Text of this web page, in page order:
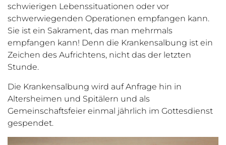
schwierigen Lebenssituationen oder vor
schwerwiegenden Operationen empfangen kann.
Sie ist ein Sakrament, das man mehrmals
empfangen kann! Denn die Krankensalbung ist ein
Zeichen des Aufrichtens, nicht das der letzten
Stunde.
Die Krankensalbung wird auf Anfrage hin in
Altersheimen und Spitälern und als
Gemeinschaftsfeier einmal jährlich im Gottesdienst
gespendet.